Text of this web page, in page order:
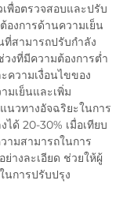
พื่อตรวจสอบและปรับ
องการด้านความเย็น
ที่สามารถปรับกำลัง
งที่มีความต้องการต่ำ
ความเงื่อนไขของ
มเย็นและเพิ่ม
นวทางอัจฉริยะในการ
ด้ 20-30% เมื่อเทียบ
ามสามารถในการ
างละเอียด ช่วยให้ผู้
การปรับปรุง